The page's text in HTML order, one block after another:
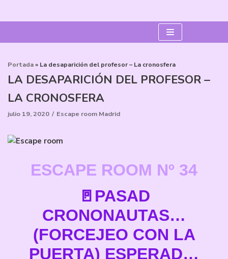
al
Portada » La desaparición del profesor – La cronosfera
LA DESAPARICIÓN DEL PROFESOR –
LA CRONOSFERA
julio 19, 2020 Escape room Madrid
ESCAPE ROOM Nº 34
🚪PASAD
CRONONAUTAS…
(FORCEJEO CON LA
PUERTA) ESPERAD…